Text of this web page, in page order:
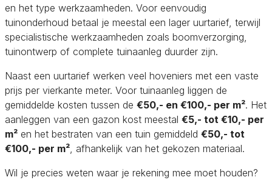
en het type werkzaamheden. Voor eenvoudig
tuinonderhoud betaal je meestal een lager uurtarief, terwijl
specialistische werkzaamheden zoals boomverzorging,
tuinontwerp of complete tuinaanleg duurder zijn.
Naast een uurtarief werken veel hoveniers met een vaste
prijs per vierkante meter. Voor tuinaanleg liggen de
gemiddelde kosten tussen de €50,- en €100,- per m². Het
aanleggen van een gazon kost meestal €5,- tot €10,- per
m² en het bestraten van een tuin gemiddeld €50,- tot
€100,- per m² , afhankelijk van het gekozen materiaal.
Wil je precies weten waar je rekening mee moet houden?